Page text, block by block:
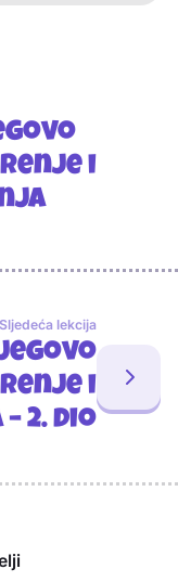
i
Sljedeća lekcija
i
2. dio